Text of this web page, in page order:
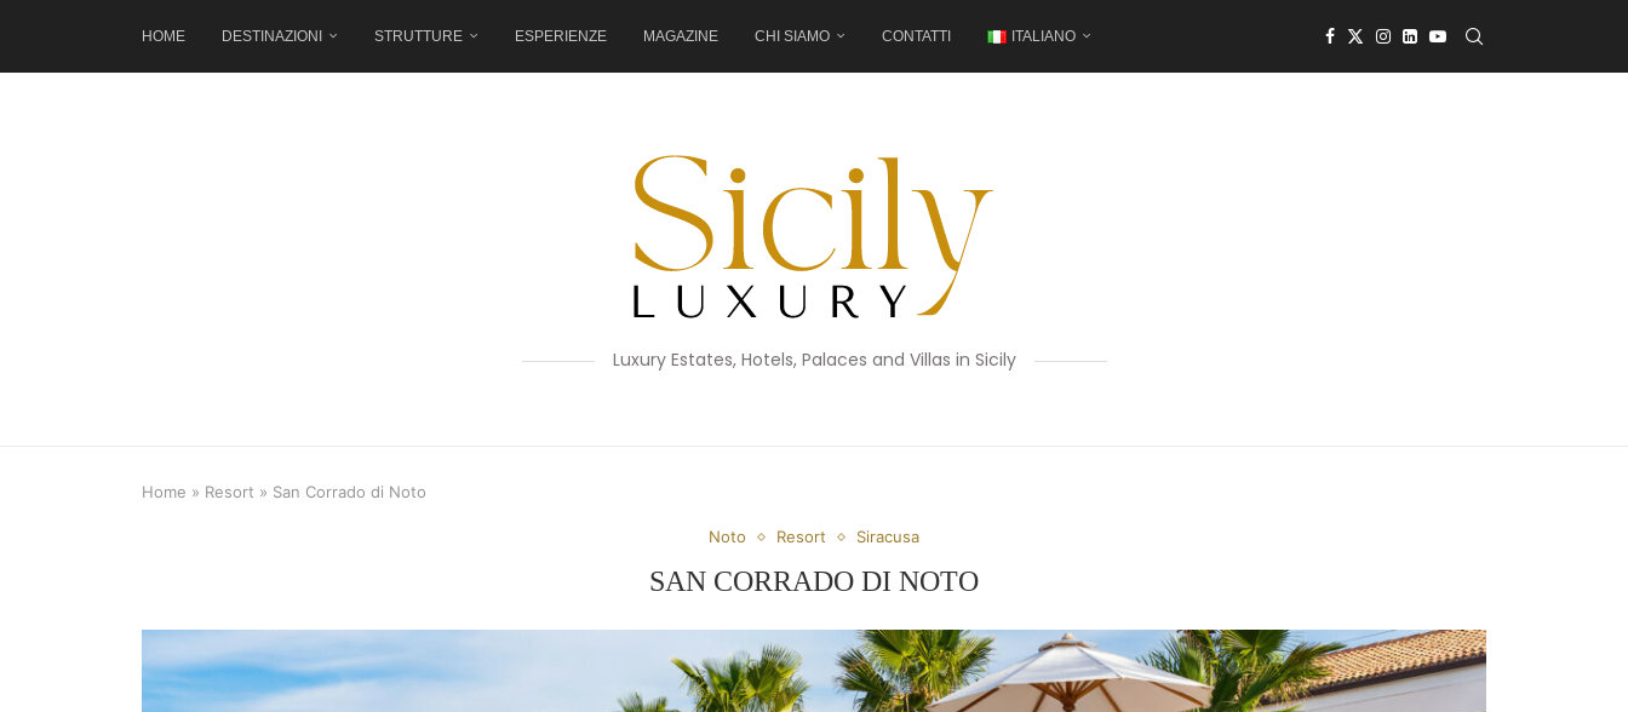
HOME DESTINAZIONI STRUTTURE ESPERIENZE MAGAZINE CHI SIAMO CONTATTI ITALIANO
Luxury Estates, Hotels, Palaces and Villas in Sicily
Home » Resort » San Corrado di Noto
Noto Resort Siracusa
SAN CORRADO DI NOTO